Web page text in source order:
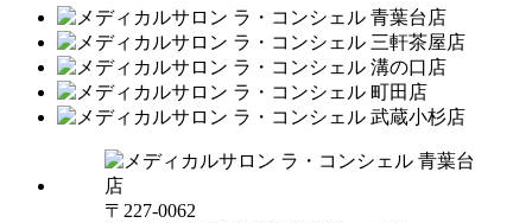
〒227-0062